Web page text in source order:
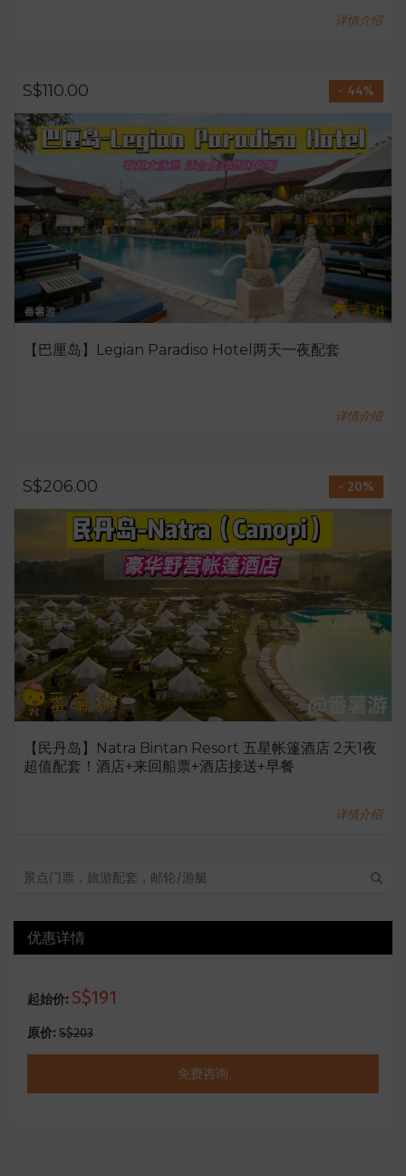
详情介绍
S$110.00 - 44%
【巴厘岛】Legian Paradiso Hotel两天一夜配套
详情介绍
S$206.00 - 20%
【民丹岛】Natra Bintan Resort 五星帐篷酒店 2天1夜
超值配套！酒店+来回船票+酒店接送+早餐
详情介绍
优惠详情
起始价: S$191
原价: S$203
免费咨询